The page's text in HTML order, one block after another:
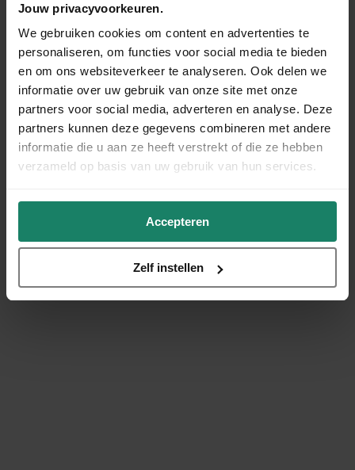
Jouw privacyvoorkeuren.
We gebruiken cookies om content en advertenties te
personaliseren, om functies voor social media te bieden
en om ons websiteverkeer te analyseren. Ook delen we
informatie over uw gebruik van onze site met onze
partners voor social media, adverteren en analyse. Deze
partners kunnen deze gegevens combineren met andere
informatie die u aan ze heeft verstrekt of die ze hebben
verzameld op basis van uw gebruik van hun services.
Accepteren
Zelf instellen